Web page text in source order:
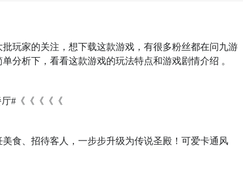
玩家的关注，想下载这款游戏，有很多粉丝都在问九游
分析下，看看这款游戏的玩法特点和游戏剧情介绍 。
#《《《《《
食、招待客人，一步步升级为传说圣殿！可爱卡通风